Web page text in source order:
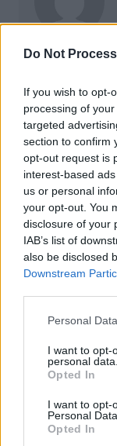
Do Not
If you wish to opt-
processing of
targeted
section to confirm
opt-out request is
interest-based
us or personal
your opt-out. You
disclosure of your
IAB’s list of
also be disclosed
Downstream
Personal
I want to opt-
personal data.
Opted In
I want to opt-
Personal Data.
Opted In
Navigation
de
l’article
Précédent
Achat
devez
d’acheter